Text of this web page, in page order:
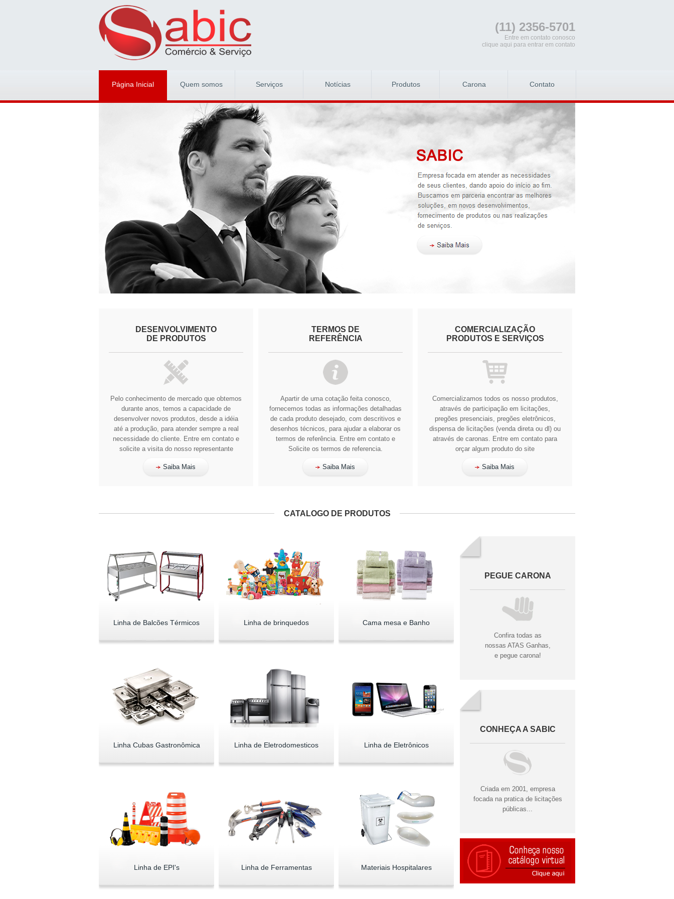
(11) 2356-5701
Entre em contato conosco
clique aqui para entrar em contato
Página Inicial Quem somos Serviços Notícias Produtos Carona Contato
DESENVOLVIMENTO
DE PRODUTOS
Pelo conhecimento de mercado que obtemos
durante anos, temos a capacidade de
desenvolver novos produtos, desde a idéia
até a produção, para atender sempre a real
necessidade do cliente. Entre em contato e
solicite a visita do nosso representante
Saiba Mais
TERMOS DE
REFERÊNCIA
Apartir de uma cotação feita conosco,
fornecemos todas as informações detalhadas
de cada produto desejado, com descritivos e
desenhos técnicos, para ajudar a elaborar os
termos de referência. Entre em contato e
Solicite os termos de referencia.
Saiba Mais
COMERCIALIZAÇÃO
PRODUTOS E SERVIÇOS
Comercializamos todos os nosso produtos,
através de participação em licitações,
pregões presenciais, pregões eletrônicos,
dispensa de licitações (venda direta ou dl) ou
através de caronas. Entre em contato para
orçar algum produto do site
Saiba Mais
CATALOGO DE PRODUTOS
PEGUE CARONA
Confira todas as
nossas ATAS Ganhas,
e pegue carona!
CONHEÇA A SABIC
Criada em 2001, empresa
focada na pratica de licitações
públicas...
Linha de Balcões Térmicos Linha de brinquedos Cama mesa e Banho
Linha Cubas Gastronômica Linha de Eletrodomesticos Linha de Eletrônicos
Linha de EPI's Linha de Ferramentas Materiais Hospitalares